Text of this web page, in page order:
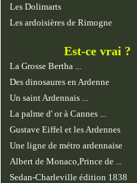
Les Dolimarts
Les ardoisières de Rimogne
Est-ce vrai ?
La Grosse Bertha ...
Des dinosaures en Ardenne
Un saint Ardennais ...
La palme d' or à Cannes ...
Gustave Eiffel et les Ardennes
Une ligne de métro ardennaise
Albert de Monaco,Prince de ...
Sedan-Charleville édition 1838